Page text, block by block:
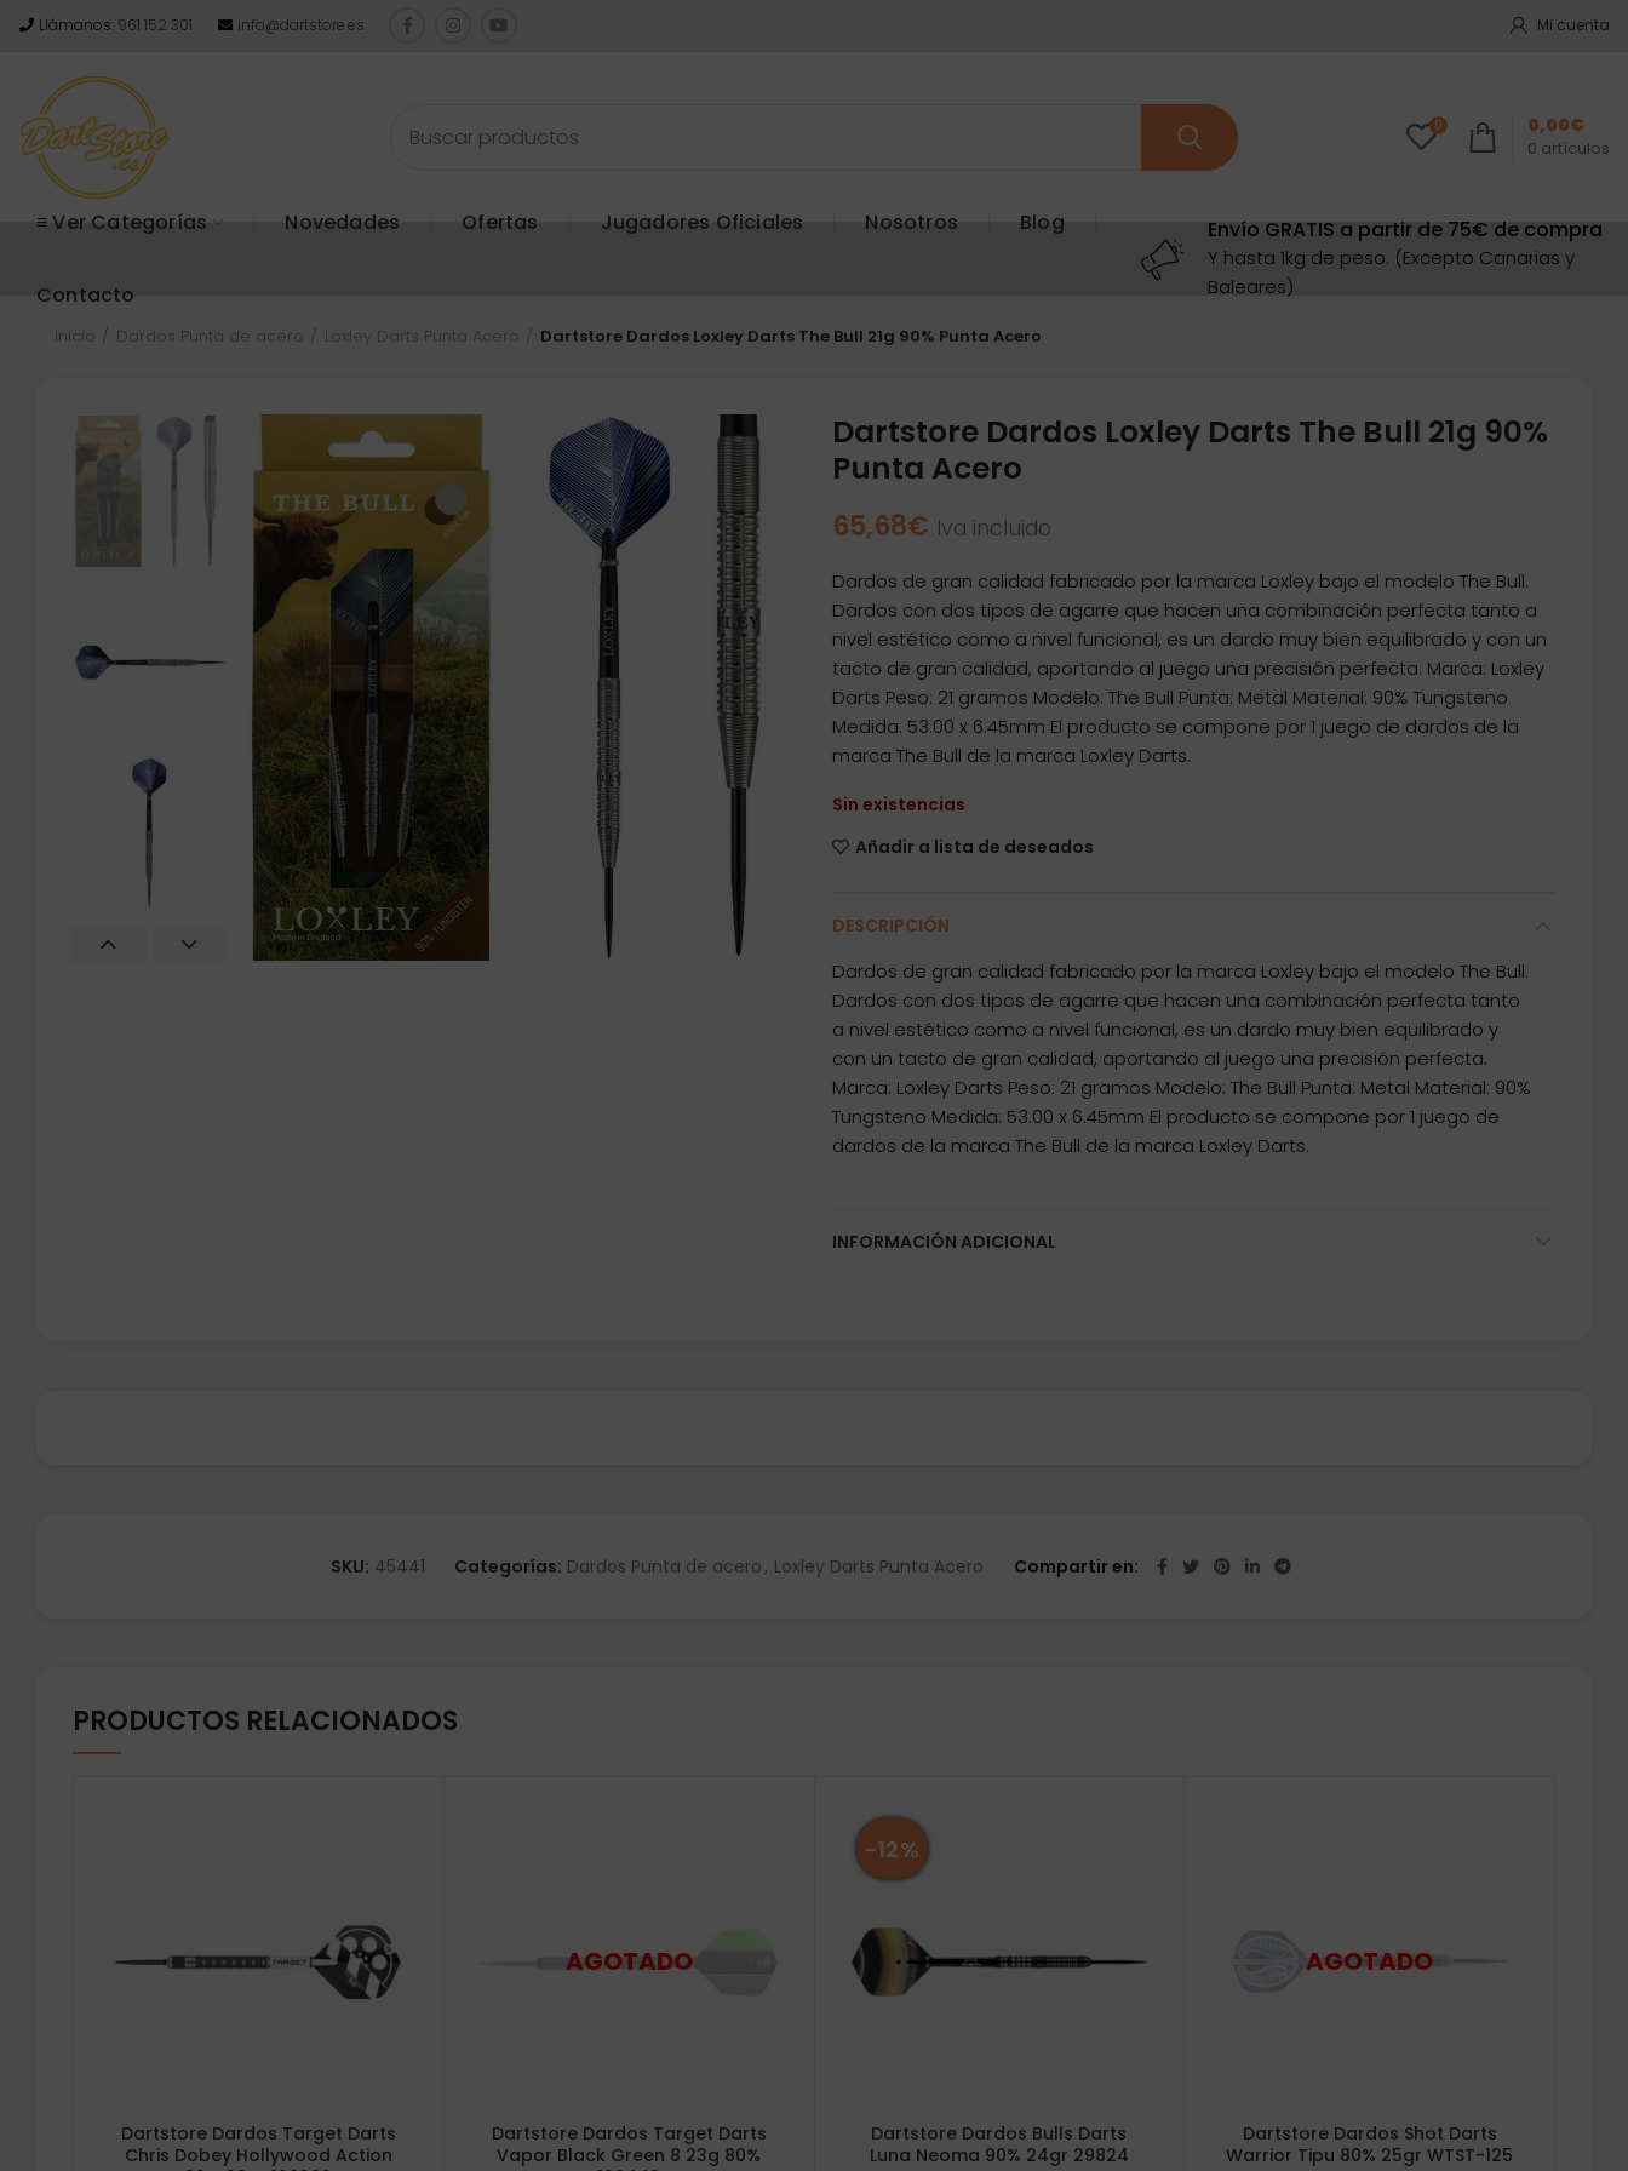
Llámanos: 961 152 301 info@dartstore.es Mi cuenta
0
0 artículos
0,00€
≡ Ver Categorías Novedades Ofertas Jugadores Oficiales Nosotros Blog
Contacto
Envío GRATIS a partir de 75€ de compra
Y hasta 1kg de peso. (Excepto Canarias y
Baleares)
Inicio Dardos Punta de acero Loxley Darts Punta Acero Dartstore Dardos Loxley Darts The Bull 21g 90% Punta Acero
Dartstore Dardos Loxley Darts The Bull 21g 90%
Punta Acero
65,68€ Iva incluido
Dardos de gran calidad fabricado por la marca Loxley bajo el modelo The Bull.
Dardos con dos tipos de agarre que hacen una combinación perfecta tanto a
nivel estético como a nivel funcional, es un dardo muy bien equilibrado y con un
tacto de gran calidad, aportando al juego una precisión perfecta. Marca: Loxley
Darts Peso: 21 gramos Modelo: The Bull Punta: Metal Material: 90% Tungsteno
Medida: 53.00 x 6.45mm El producto se compone por 1 juego de dardos de la
marca The Bull de la marca Loxley Darts.
Sin existencias
Añadir a lista de deseados
DESCRIPCIÓN
Dardos de gran calidad fabricado por la marca Loxley bajo el modelo The Bull.
Dardos con dos tipos de agarre que hacen una combinación perfecta tanto
a nivel estético como a nivel funcional, es un dardo muy bien equilibrado y
con un tacto de gran calidad, aportando al juego una precisión perfecta.
Marca: Loxley Darts Peso: 21 gramos Modelo: The Bull Punta: Metal Material: 90%
Tungsteno Medida: 53.00 x 6.45mm El producto se compone por 1 juego de
dardos de la marca The Bull de la marca Loxley Darts.
INFORMACIÓN ADICIONAL
SKU: 45441 Categorías: Dardos Punta de acero, Loxley Darts Punta Acero Compartir en
PRODUCTOS RELACIONADOS
Dartstore Dardos Target Darts
Chris Dobey Hollywood Action
Dartstore Dardos Target Darts
Vapor Black Green 8 23g 80%
-12%
Dartstore Dardos Bulls Darts
Luna Neoma 90% 24gr 29824
Dartstore Dardos Shot Darts
Warrior Tipu 80% 25gr WTST-125